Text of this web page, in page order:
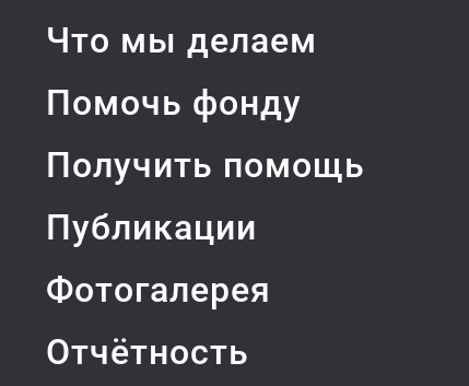
Что мы делаем
Помочь фонду
Получить помощь
Публикации
Фотогалерея
Отчётность